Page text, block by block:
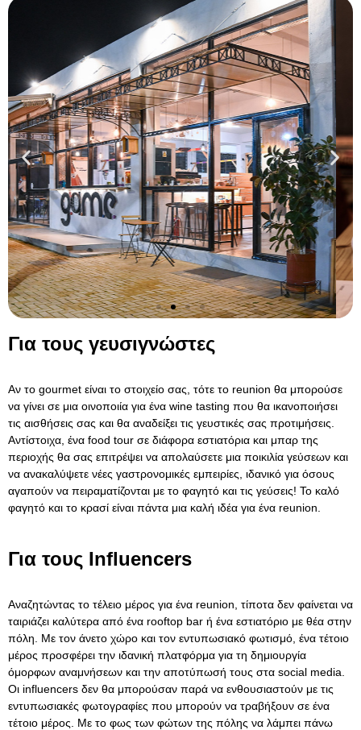
Για τους γευσιγνώστες
Αν το gourmet είναι το στοιχείο σας, τότε το reunion θα μπορούσε
να γίνει σε μια οινοποιία για ένα wine tasting που θα ικανοποιήσει
τις αισθήσεις σας και θα αναδείξει τις γευστικές σας προτιμήσεις.
Αντίστοιχα, ένα food tour σε διάφορα εστιατόρια και μπαρ της
περιοχής θα σας επιτρέψει να απολαύσετε μια ποικιλία γεύσεων και
να ανακαλύψετε νέες γαστρονομικές εμπειρίες, ιδανικό για όσους
αγαπούν να πειραματίζονται με το φαγητό και τις γεύσεις! Το καλό
φαγητό και το κρασί είναι πάντα μια καλή ιδέα για ένα reunion.
Για τους Influencers
Αναζητώντας το τέλειο μέρος για ένα reunion, τίποτα δεν φαίνεται να
ταιριάζει καλύτερα από ένα rooftop bar ή ένα εστιατόριο με θέα στην
πόλη. Με τον άνετο χώρο και τον εντυπωσιακό φωτισμό, ένα τέτοιο
μέρος προσφέρει την ιδανική πλατφόρμα για τη δημιουργία
όμορφων αναμνήσεων και την αποτύπωσή τους στα social media.
Οι influencers δεν θα μπορούσαν παρά να ενθουσιαστούν με τις
εντυπωσιακές φωτογραφίες που μπορούν να τραβήξουν σε ένα
τέτοιο μέρος. Με το φως των φώτων της πόλης να λάμπει πάνω